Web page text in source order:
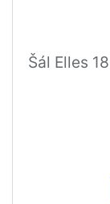
Šál Elles